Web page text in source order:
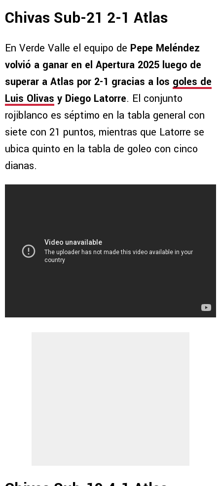
Chivas Sub-21 2-1 Atlas
En Verde Valle el equipo de Pepe Meléndez
volvió a ganar en el Apertura 2025 luego de
superar a Atlas por 2-1 gracias a los goles de
Luis Olivas y Diego Latorre. El conjunto
rojiblanco es séptimo en la tabla general con
siete con 21 puntos, mientras que Latorre se
ubica quinto en la tabla de goleo con cinco
dianas.